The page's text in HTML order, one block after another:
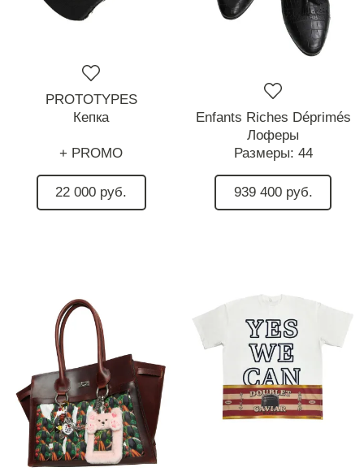
PROTOTYPES
Кепка
+ PROMO
22 000 руб.
Enfants Riches Déprimés
Лоферы
Размеры: 44
939 400 руб.